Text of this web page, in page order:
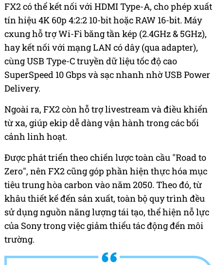
FX2 có thể kết nối với HDMI Type-A, cho phép xuất
tín hiệu 4K 60p 4:2:2 10-bit hoặc RAW 16-bit. Máy
cxung hỗ trợ Wi-Fi băng tần kép (2.4GHz & 5GHz),
hay kết nối với mạng LAN có dây (qua adapter),
cùng USB Type-C truyền dữ liệu tốc độ cao
SuperSpeed 10 Gbps và sạc nhanh nhờ USB Power
Delivery.
Ngoài ra, FX2 còn hỗ trợ livestream và điều khiển
từ xa, giúp ekip dễ dàng vận hành trong các bối
cảnh linh hoạt.
Được phát triển theo chiến lược toàn cầu "Road to
Zero", nên FX2 cũng góp phần hiện thực hóa mục
tiêu trung hòa carbon vào năm 2050. Theo đó, từ
khâu thiết kế đến sản xuất, toàn bộ quy trình đều
sử dụng nguồn năng lượng tái tạo, thể hiện nỗ lực
của Sony trong việc giảm thiểu tác động đến môi
trường.